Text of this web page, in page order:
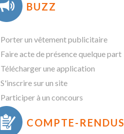
BUZZ
Porter un vêtement publicitaire
Faire acte de présence quelque part
Télécharger une application
S'inscrire sur un site
Participer à un concours
COMPTE-RENDUS